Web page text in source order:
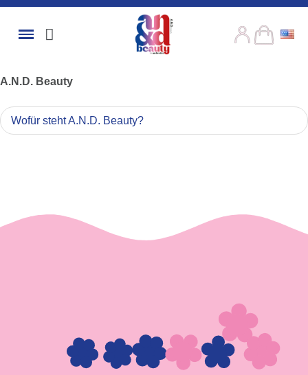
A.N.D. Beauty
Wofür steht A.N.D. Beauty?